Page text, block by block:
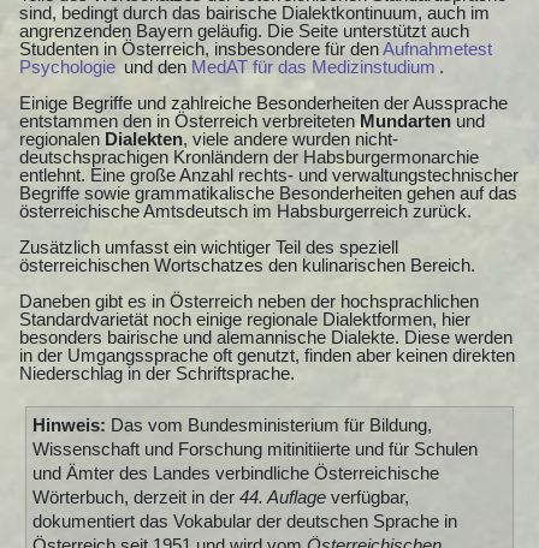
sind, bedingt durch das bairische Dialektkontinuum, auch im
angrenzenden Bayern geläufig. Die Seite unterstützt auch
Studenten in Österreich, insbesondere für denAufnahmetest
Psychologie und den MedAT für das Medizinstudium .
Einige Begriffe und zahlreiche Besonderheiten der Aussprache
entstammen den in Österreich verbreiteten Mundarten und
regionalen Dialekten, viele andere wurden nicht-
deutschsprachigen Kronländern der Habsburgermonarchie
entlehnt. Eine große Anzahl rechts- und verwaltungstechnischer
Begriffe sowie grammatikalische Besonderheiten gehen auf das
österreichische Amtsdeutsch im Habsburgerreich zurück.
Zusätzlich umfasst ein wichtiger Teil des speziell
österreichischen Wortschatzes den kulinarischen Bereich.
Daneben gibt es in Österreich neben der hochsprachlichen
Standardvarietät noch einige regionale Dialektformen, hier
besonders bairische und alemannische Dialekte. Diese werden
in der Umgangssprache oft genutzt, finden aber keinen direkten
Niederschlag in der Schriftsprache.
Hinweis: Das vom Bundesministerium für Bildung,
Wissenschaft und Forschung mitinitiierte und für Schulen
und Ämter des Landes verbindliche Österreichische
Wörterbuch, derzeit in der 44. Auflageverfügbar,
dokumentiert das Vokabular der deutschen Sprache in